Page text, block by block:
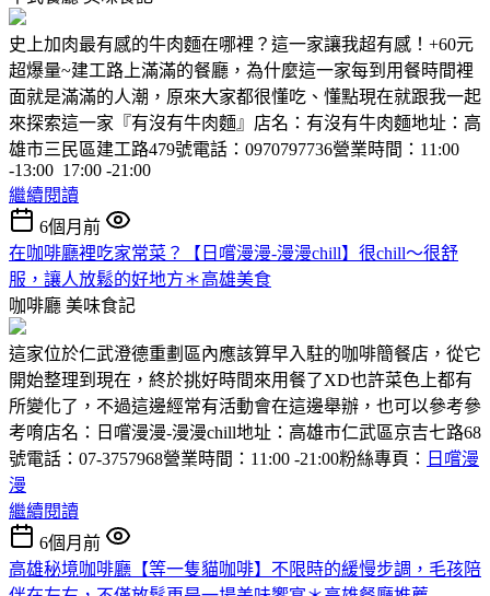
史上加肉最有感的牛肉麵在哪裡？這一家讓我超有感！+60元
超爆量~建工路上滿滿的餐廳，為什麼這一家每到用餐時間裡
面就是滿滿的人潮，原來大家都很懂吃、懂點現在就跟我一起
來探索這一家『有沒有牛肉麵』店名：有沒有牛肉麵地址：高
雄市三民區建工路479號電話：0970797736營業時間：11:00
-13:00 17:00 -21:00
繼續閱讀
6個月前
在咖啡廳裡吃家常菜？【日嚐漫漫-漫漫chill】很chill～很舒
服，讓人放鬆的好地方＊高雄美食
咖啡廳 美味食記
這家位於仁武澄德重劃區內應該算早入駐的咖啡簡餐店，從它
開始整理到現在，終於挑好時間來用餐了XD也許菜色上都有
所變化了，不過這邊經常有活動會在這邊舉辦，也可以參考參
考唷店名：日嚐漫漫-漫漫chill地址：高雄市仁武區京吉七路68
號電話：07-3757968營業時間：11:00 -21:00粉絲專頁： 日嚐漫
漫
繼續閱讀
6個月前
高雄秘境咖啡廳【等一隻貓咖啡】不限時的緩慢步調，毛孩陪